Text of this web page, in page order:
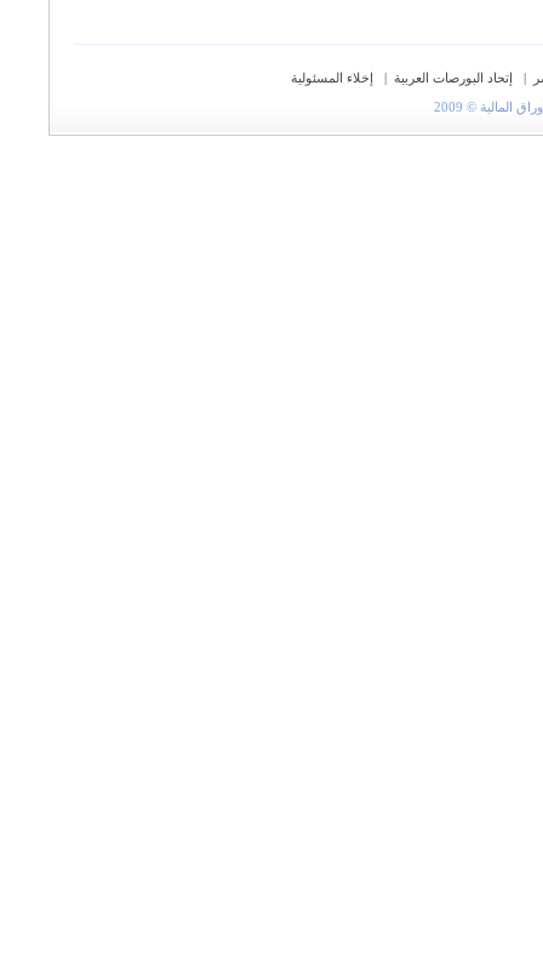
| إتحاد البورصات العربية |
إخلاء المسئولية
© 2009